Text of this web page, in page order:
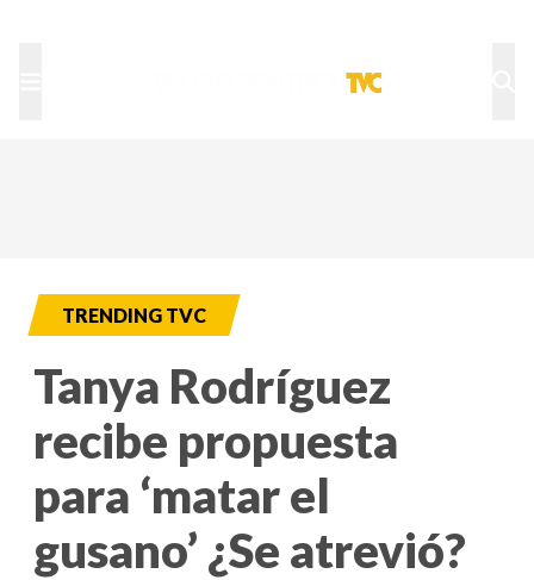
TRENDING TVC
Tanya Rodríguez
recibe propuesta
para ‘matar el
gusano’ ¿Se atrevió?